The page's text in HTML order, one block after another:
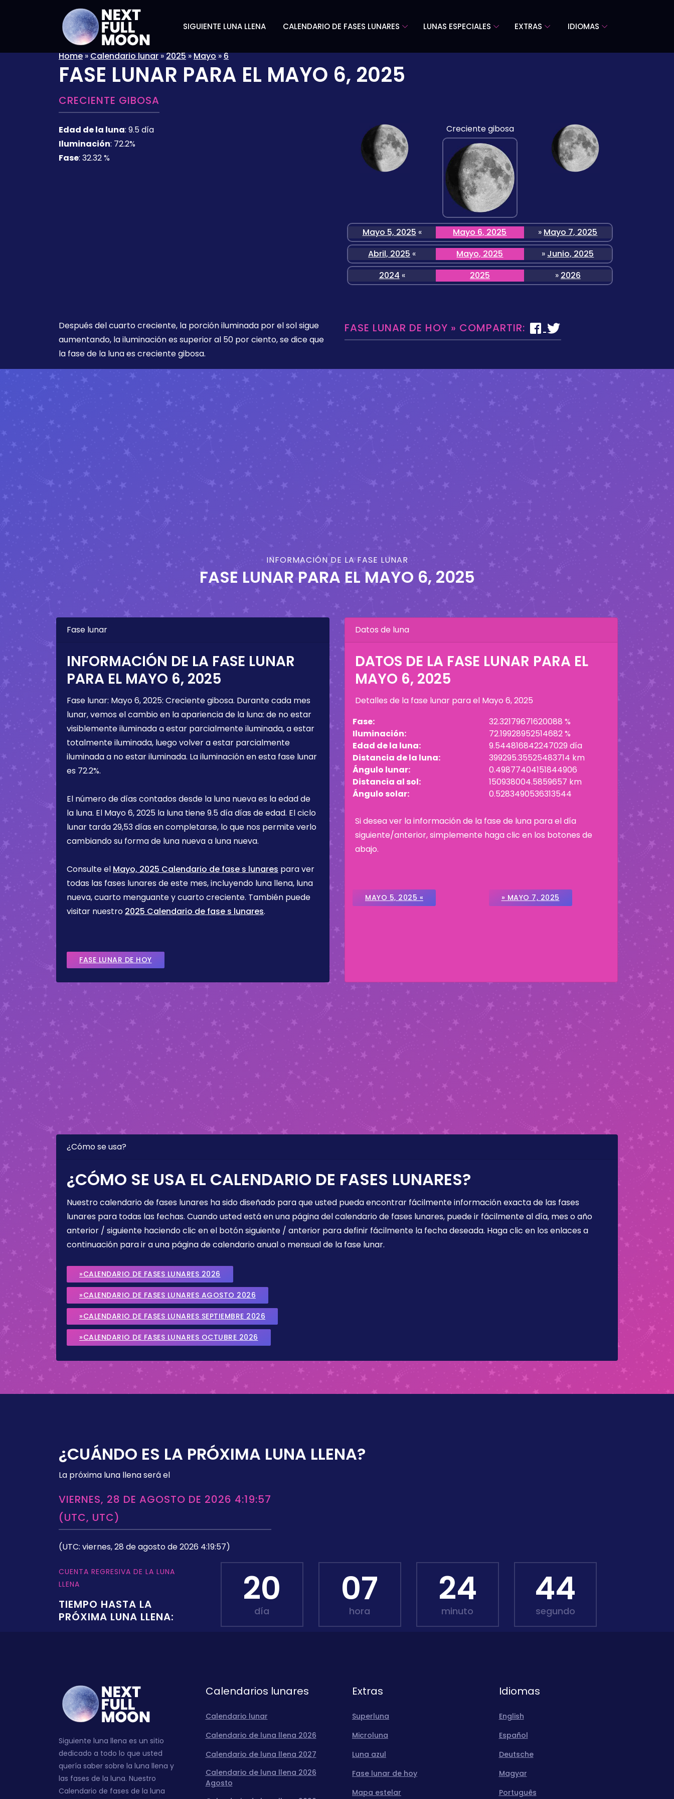
SIGUIENTE LUNA LLENA CALENDARIO DE FASES LUNARES LUNAS ESPECIALES EXTRAS IDIOMAS
Home»Calendario lunar»2025»Mayo»6
FASE LUNAR PARA EL MAYO 6, 2025
CRECIENTE GIBOSA
Edad de la luna: 9.5 día
Iluminación: 72.2%
Fase: 32.32 %
Creciente gibosa
Mayo 5, 2025 « Mayo 6, 2025 » Mayo 7, 2025
Abril, 2025 « Mayo, 2025 » Junio, 2025
2024 « 2025 » 2026
Después del cuarto creciente, la porción iluminada por el sol sigue
aumentando, la iluminación es superior al 50 por ciento, se dice que
la fase de la luna es creciente gibosa.
FASE LUNAR DE HOY » COMPARTIR:
INFORMACIÓN DE LA FASE LUNAR
FASE LUNAR PARA ELMAYO 6, 2025
Fase lunar
INFORMACIÓN DE LA FASE LUNAR
PARA EL MAYO 6, 2025
Fase lunar: Mayo 6, 2025: Creciente gibosa. Durante cada mes
lunar, vemos el cambio en la apariencia de la luna: de no estar
visiblemente iluminada a estar parcialmente iluminada, a estar
totalmente iluminada, luego volver a estar parcialmente
iluminada a no estar iluminada. La iluminación en esta fase lunar
es 72.2%.
El número de días contados desde la luna nueva es la edad de
la luna. El Mayo 6, 2025 la luna tiene9.5 díadías de edad. El ciclo
lunar tarda 29,53 días en completarse, lo que nos permite verlo
cambiando su forma de luna nueva a luna nueva.
Consulte el Mayo, 2025 Calendario de fase s lunares para ver
todas las fases lunares de este mes, incluyendo luna llena, luna
nueva, cuarto menguante y cuarto creciente. También puede
visitar nuestro 2025 Calendario de fase s lunares.
FASE LUNAR DE HOY
Datos de luna
DATOS DE LA FASE LUNAR PARA EL
MAYO 6, 2025
Detalles de la fase lunar para el Mayo 6, 2025
Fase:
32.32179671620088 %
Iluminación:
72.19928952514682 %
Edad de la luna:
9.544816842247029 día
Distancia de la luna:
399295.35525483714 km
Ángulo lunar:
0.49877404151844906
Distancia al sol:
150938004.5859657 km
Ángulo solar:
0.5283490536313544
Si desea ver la información de la fase de luna para el día
siguiente/anterior, simplemente haga clic en los botones de
abajo.
MAYO 5, 2025 « » MAYO 7, 2025
¿Cómo se usa?
¿CÓMO SE USA EL CALENDARIO DE FASES LUNARES?
Nuestro calendario de fases lunares ha sido diseñado para que usted pueda encontrar fácilmente información exacta de las fases
lunares para todas las fechas. Cuando usted está en una página del calendario de fases lunares, puede ir fácilmente al día, mes o año
anterior / siguiente haciendo clic en el botón siguiente / anterior para definir fácilmente la fecha deseada. Haga clic en los enlaces a
continuación para ir a una página de calendario anual o mensual de la fase lunar.
»CALENDARIO DE FASES LUNARES 2026
»CALENDARIO DE FASES LUNARES AGOSTO 2026
»CALENDARIO DE FASES LUNARES SEPTIEMBRE 2026
»CALENDARIO DE FASES LUNARES OCTUBRE 2026
¿CUÁNDO ES LA PRÓXIMA LUNA LLENA?
La próxima luna llena será el
VIERNES, 28 DE AGOSTO DE 2026 4:19:57
(UTC, UTC)
(UTC: viernes, 28 de agosto de 2026 4:19:57)
CUENTA REGRESIVA DE LA LUNA
LLENA
TIEMPO HASTA LA
PRÓXIMA LUNA LLENA:
20
día
07
hora
24
minuto
42
segundo
Siguiente luna llena es un sitio
dedicado a todo lo que usted
quería saber sobre la luna llena y
las fases de la luna. Nuestro
Calendario de fases de la luna
Calendarios lunares
Calendario lunar
Calendario de luna llena 2026
Calendario de luna llena 2027
Calendario de luna llena 2026
Agosto
Extras
Superluna
Microluna
Luna azul
Fase lunar de hoy
Mapa estelar
Idiomas
English
Español
Deutsche
Magyar
Português